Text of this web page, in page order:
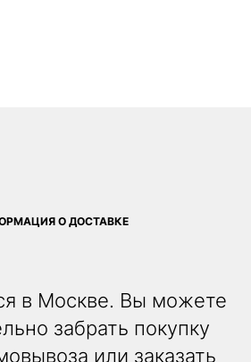
О ДОСТАВКЕ
в Москве. Вы можете
забрать покупку
или заказать